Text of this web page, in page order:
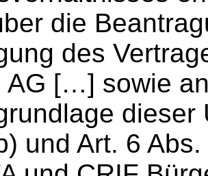
die
des
AG […] sowie
dieser
und Art. 6